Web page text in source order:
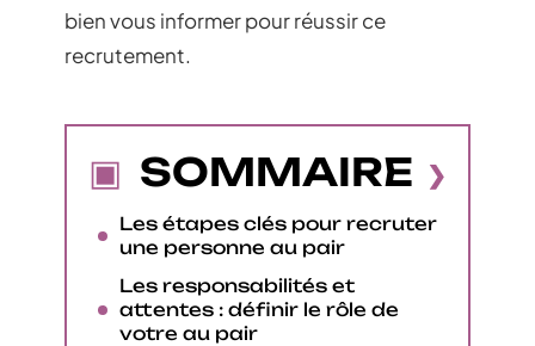
bien vous informer pour réussir ce
recrutement.
SOMMAIRE
Les étapes clés pour recruter
une personne au pair
Les responsabilités et
attentes : définir le rôle de
votre au pair